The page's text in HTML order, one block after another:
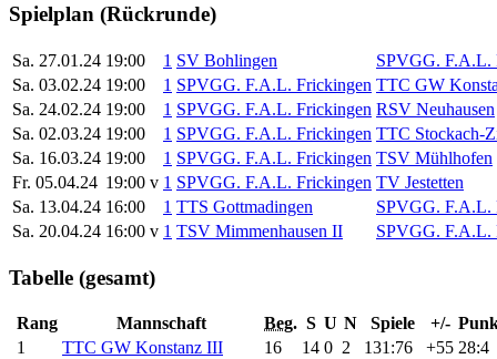
Spielplan (Rückrunde)
Sa. 27.01.24 19:00 1 SV Bohlingen
SPVGG. F.A.L.
Sa. 03.02.24 19:00 1 SPVGG. F.A.L. Frickingen TTC GW
Sa. 24.02.24 19:00 1 SPVGG. F.A.L. Frickingen RSV Neuhausen
Sa. 02.03.24 19:00 1 SPVGG. F.A.L. Frickingen TTC Stockach-
Sa. 16.03.24 19:00 1 SPVGG. F.A.L. Frickingen TSV Mühlhofen
Fr. 05.04.24 19:00 v 1 SPVGG. F.A.L. Frickingen TV Jestetten
Sa. 13.04.24 16:00 1 TTS Gottmadingen
SPVGG. F.A.L.
Sa. 20.04.24 16:00 v 1 TSV Mimmenhausen II SPVGG. F.A.L.
Tabelle (gesamt)
Rang Mannschaft Beg. S U N Spiele +/-
1
TTC GW Konstanz III 16 14 0 2 131:76 +55 28:4